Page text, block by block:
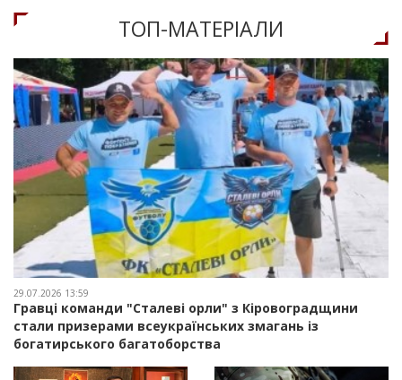
ТОП-МАТЕРIАЛИ
29.07.2026 13:59
Гравці команди "Сталеві орли" з Кіровоградщини
стали призерами всеукраїнських змагань із
богатирського багатоборства